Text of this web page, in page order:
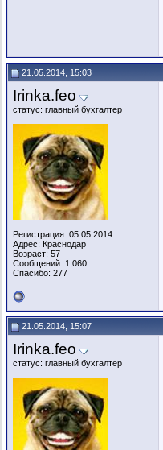
21.05.2014, 15:03
Irinka.feo
статус: главный бухгалтер
Регистрация: 05.05.2014
Адрес: Краснодар
Возраст: 57
Сообщений: 1,060
Спасибо: 277
21.05.2014, 15:07
Irinka.feo
статус: главный бухгалтер